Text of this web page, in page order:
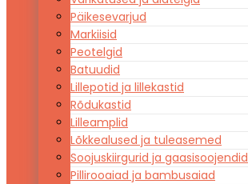
Päikesevarjud
Markiisid
Peotelgid
Batuudid
Lillepotid ja lillekastid
Rõdukastid
Lilleamplid
Lõkkealused ja tuleasemed
Soojuskiirgurid ja gaasisoojendid
Pillirooaiad ja bambusaiad